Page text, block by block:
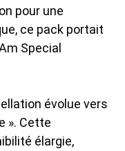
pour une
ce pack portait
Special
évolue vers
». Cette
élargie,